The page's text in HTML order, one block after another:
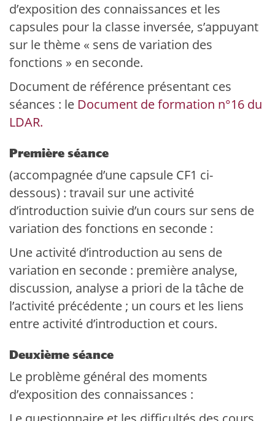
d’exposition des connaissances et les
capsules pour la classe inversée, s’appuyant
sur le thème « sens de variation des
fonctions » en seconde.
Document de référence présentant ces
séances : le Document de formation n°16 du
LDAR.
Première séance
(accompagnée d’une capsule CF1 ci-
dessous) : travail sur une activité
d’introduction suivie d’un cours sur sens de
variation des fonctions en seconde :
Une activité d’introduction au sens de
variation en seconde : première analyse,
discussion, analyse a priori de la tâche de
l’activité précédente ; un cours et les liens
entre activité d’introduction et cours.
Deuxième séance
Le problème général des moments
d’exposition des connaissances :